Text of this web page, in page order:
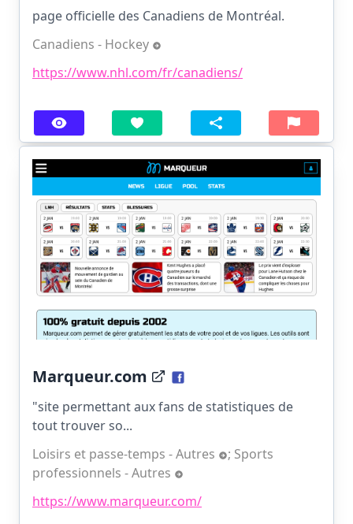
page officielle des Canadiens de Montréal.
Canadiens - Hockey
https://www.nhl.com/fr/canadiens/
Marqueur.com
"site permettant aux fans de statistiques de
tout trouver so...
Loisirs et passe-temps - Autres
; Sports
professionnels - Autres
https://www.marqueur.com/